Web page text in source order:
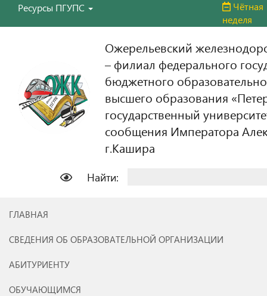
Ресурсы ПГУПС
Чётная
неделя
Ожерельевский
– филиал федерального
бюджетного
высшего образования
государственный
сообщения Императора
г.Кашира
Найти:
ГЛАВНАЯ
СВЕДЕНИЯ ОБ ОБРАЗОВАТЕЛЬНОЙ ОРГАНИЗАЦИИ
АБИТУРИЕНТУ
ОБУЧАЮЩИМСЯ